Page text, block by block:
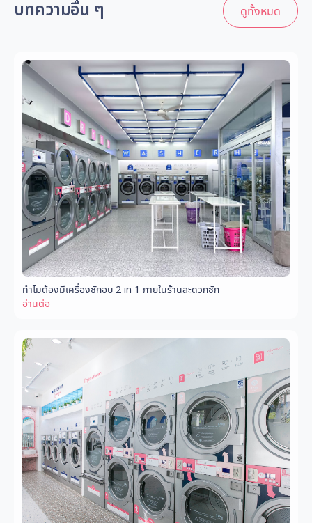
บทความอื่น ๆ ดูทั้งหมด
ทำไมต้องมีเครื่องซักอบ 2 in 1 ภายในร้านสะดวกซัก
อ่านต่อ